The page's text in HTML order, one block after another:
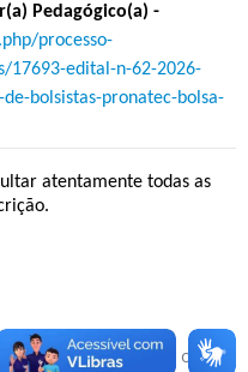
Pedagógico(a) -
processo-
17693-edital-n-62-2026-
bolsistas-pronatec-bolsa-
atentamente todas as
Voltar para o topo